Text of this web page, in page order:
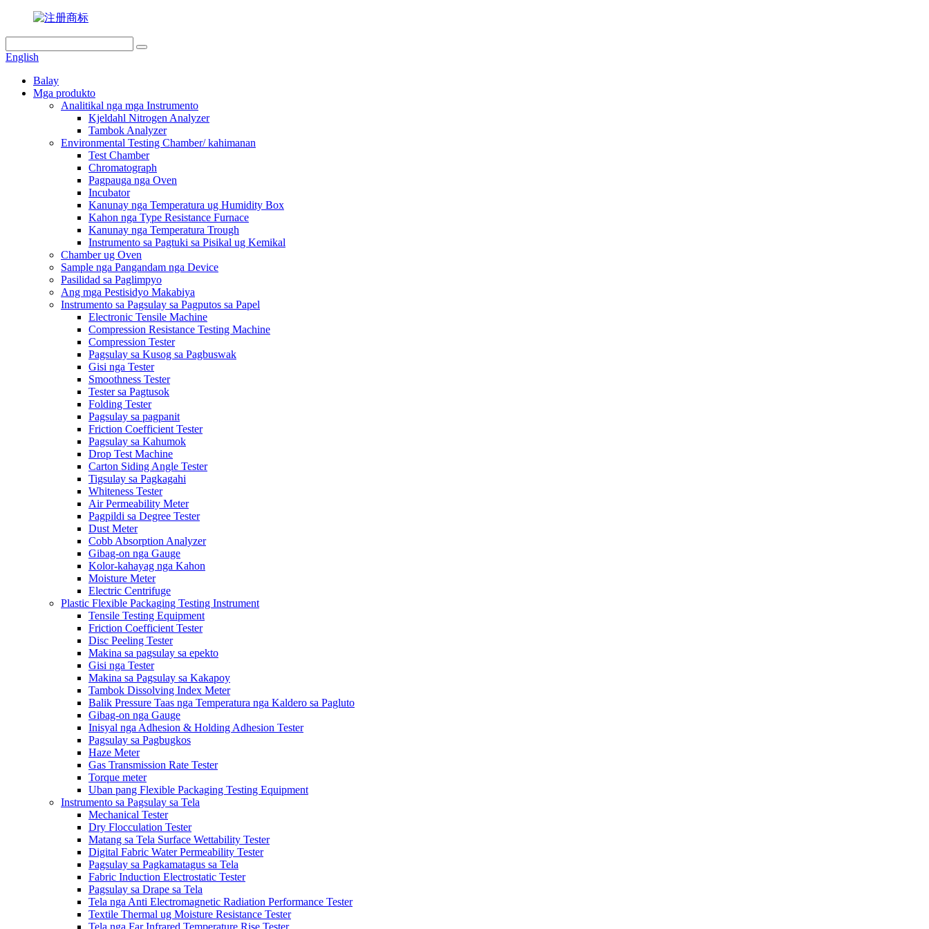
English
Balay
Mga produkto
Analitikal nga mga Instrumento
Kjeldahl Nitrogen Analyzer
Tambok Analyzer
Environmental Testing Chamber/ kahimanan
Test Chamber
Chromatograph
Pagpauga nga Oven
Incubator
Kanunay nga Temperatura ug Humidity Box
Kahon nga Type Resistance Furnace
Kanunay nga Temperatura Trough
Instrumento sa Pagtuki sa Pisikal ug Kemikal
Chamber ug Oven
Sample nga Pangandam nga Device
Pasilidad sa Paglimpyo
Ang mga Pestisidyo Makabiya
Instrumento sa Pagsulay sa Pagputos sa Papel
Electronic Tensile Machine
Compression Resistance Testing Machine
Compression Tester
Pagsulay sa Kusog sa Pagbuswak
Gisi nga Tester
Smoothness Tester
Tester sa Pagtusok
Folding Tester
Pagsulay sa pagpanit
Friction Coefficient Tester
Pagsulay sa Kahumok
Drop Test Machine
Carton Siding Angle Tester
Tigsulay sa Pagkagahi
Whiteness Tester
Air Permeability Meter
Pagpildi sa Degree Tester
Dust Meter
Cobb Absorption Analyzer
Gibag-on nga Gauge
Kolor-kahayag nga Kahon
Moisture Meter
Electric Centrifuge
Plastic Flexible Packaging Testing Instrument
Tensile Testing Equipment
Friction Coefficient Tester
Disc Peeling Tester
Makina sa pagsulay sa epekto
Gisi nga Tester
Makina sa Pagsulay sa Kakapoy
Tambok Dissolving Index Meter
Balik Pressure Taas nga Temperatura nga Kaldero sa Pagluto
Gibag-on nga Gauge
Inisyal nga Adhesion & Holding Adhesion Tester
Pagsulay sa Pagbugkos
Haze Meter
Gas Transmission Rate Tester
Torque meter
Uban pang Flexible Packaging Testing Equipment
Instrumento sa Pagsulay sa Tela
Mechanical Tester
Dry Flocculation Tester
Matang sa Tela Surface Wettability Tester
Digital Fabric Water Permeability Tester
Pagsulay sa Pagkamatagus sa Tela
Fabric Induction Electrostatic Tester
Pagsulay sa Drape sa Tela
Tela nga Anti Electromagnetic Radiation Performance Tester
Textile Thermal ug Moisture Resistance Tester
Tela nga Far Infrared Temperature Rise Tester